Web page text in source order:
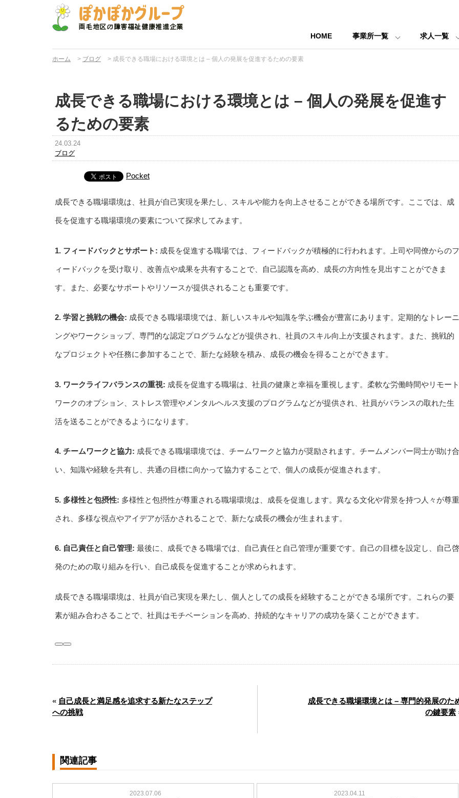
HOME 事業所一覧 求人一覧
ホーム > ブログ > 成長できる職場における環境とは – 個人の発展を促進するための要素
成長できる職場における環境とは – 個人の発展を促進す
るための要素
24.03.24
ブログ
Pocket
成長できる職場環境は、社員が自己実現を果たし、スキルや能力を向上させることができる場所です。ここでは、成
長を促進する職場環境の要素について探求してみます。
1. フィードバックとサポート: 成長を促進する職場では、フィードバックが積極的に行われます。上司や同僚からのフ
ィードバックを受け取り、改善点や成果を共有することで、自己認識を高め、成長の方向性を見出すことができま
す。また、必要なサポートやリソースが提供されることも重要です。
2. 学習と挑戦の機会: 成長できる職場環境では、新しいスキルや知識を学ぶ機会が豊富にあります。定期的なトレーニ
ングやワークショップ、専門的な認定プログラムなどが提供され、社員のスキル向上が支援されます。また、挑戦的
なプロジェクトや任務に参加することで、新たな経験を積み、成長の機会を得ることができます。
3. ワークライフバランスの重視: 成長を促進する職場は、社員の健康と幸福を重視します。柔軟な労働時間やリモート
ワークのオプション、ストレス管理やメンタルヘルス支援のプログラムなどが提供され、社員がバランスの取れた生
活を送ることができるようになります。
4. チームワークと協力: 成長できる職場環境では、チームワークと協力が奨励されます。チームメンバー同士が助け合
い、知識や経験を共有し、共通の目標に向かって協力することで、個人の成長が促進されます。
5. 多様性と包摂性: 多様性と包摂性が尊重される職場環境は、成長を促進します。異なる文化や背景を持つ人々が尊重
され、多様な視点やアイデアが活かされることで、新たな成長の機会が生まれます。
6. 自己責任と自己管理: 最後に、成長できる職場では、自己責任と自己管理が重要です。自己の目標を設定し、自己啓
発のための取り組みを行い、自己成長を促進することが求められます。
成長できる職場環境は、社員が自己実現を果たし、個人としての成長を経験することができる場所です。これらの要
素が組み合わさることで、社員はモチベーションを高め、持続的なキャリアの成功を築くことができます。
« 自己成長と満足感を追求する新たなステップ
への挑戦
成長できる職場環境とは – 専門的発展のた
の鍵要素
関連記事
2023.07.06 2023.04.11